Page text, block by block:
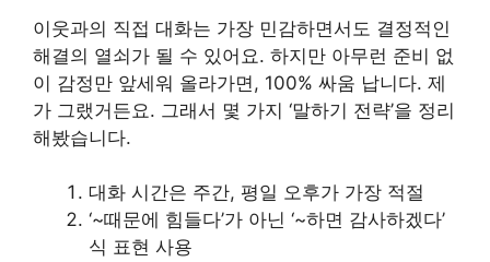
이웃과의 직접 대화는 가장 민감하면서도 결정적인
해결의 열쇠가 될 수 있어요. 하지만 아무런 준비 없
이 감정만 앞세워 올라가면, 100% 싸움 납니다. 제
가 그랬거든요. 그래서 몇 가지 ‘말하기 전략’을 정리
해봤습니다.
대화 시간은 주간, 평일 오후가 가장 적절
‘~때문에 힘들다’가 아닌 ‘~하면 감사하겠다’
식 표현 사용